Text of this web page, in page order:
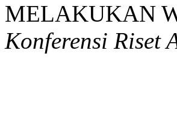
MELAKUKAN
Konferensi Riset